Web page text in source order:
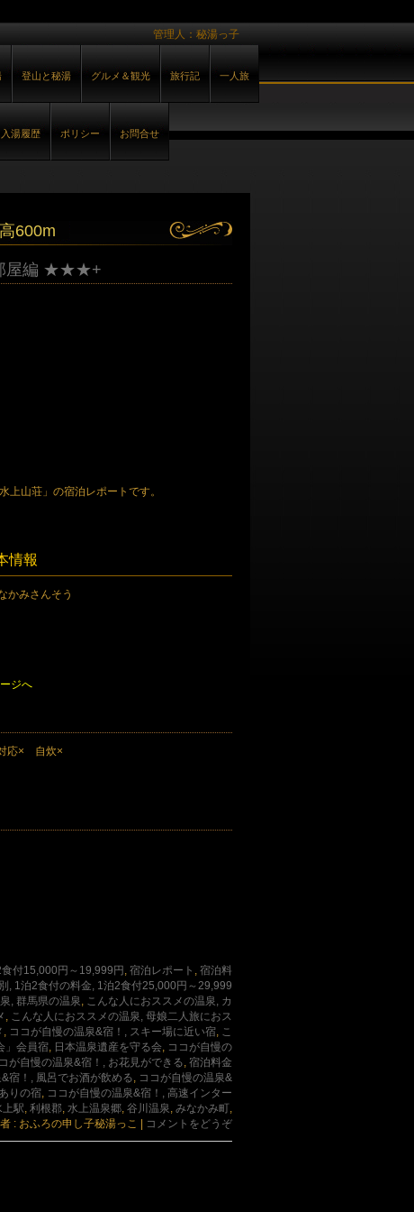
管理人：秘湯っ子
登山と秘湯 グルメ＆観光 旅行記 一人旅
入湯履歴 ポリシー お問合せ
600m
部屋編 ★★★+
上山荘」の宿泊レポートです。
情報
みさんそう
ジへ
応× 自炊×
付15,000円～19,999円, 宿泊レポート , 宿泊料
, 1泊2食付の料金, 1泊2食付25,000円～29,999
, 群馬県の温泉, こんな人におススメの温泉, カ
, こんな人におススメの温泉, 母娘二人旅におス
, ココが自慢の温泉&宿！, スキー場に近い宿, こ
」会員宿, 日本温泉遺産を守る会, ココが自慢の
が自慢の温泉&宿！, お花見ができる, 宿泊料金
宿！, 風呂でお酒が飲める, ココが自慢の温泉&
りの宿, ココが自慢の温泉&宿！, 高速インター
上駅, 利根郡, 水上温泉郷, 谷川温泉, みなかみ町,
: おふろの申し子秘湯っこ | コメントをどうぞ